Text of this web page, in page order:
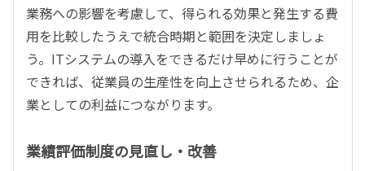
業務への影響を考慮して、得られる効果と発生する費
用を比較したうえで統合時期と範囲を決定しましょ
う。ITシステムの導入をできるだけ早めに行うことが
できれば、従業員の生産性を向上させられるため、企
業としての利益につながります。
業績評価制度の見直し・改善